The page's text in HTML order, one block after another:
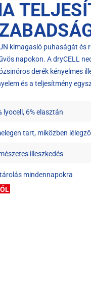
kimagasló puhaságát
napokon. A dryCELL
derék kényelmes
és a teljesítmény
lyocell, 6% elasztán
tart, miközben
illeszkedés
mindennapokra